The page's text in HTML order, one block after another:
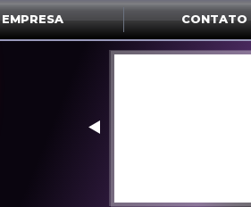
EMPRESA CONTATO
‣